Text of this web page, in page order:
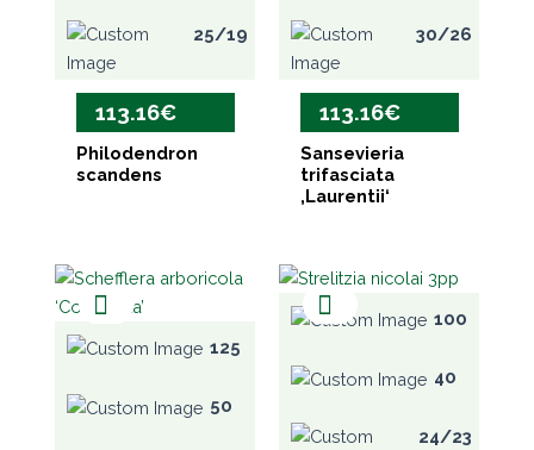
25/19
113.16€
Philodendron
scandens
30/26
113.16€
Sansevieria
trifasciata
‚Laurentii‘
125
50
100
40
24/23